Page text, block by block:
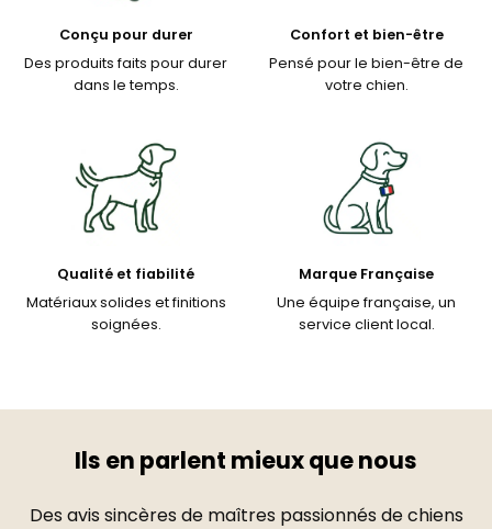
Conçu pour durer
Des produits faits pour durer
dans le temps.
Confort et bien-être
Pensé pour le bien-être de
votre chien.
Qualité et fiabilité
Matériaux solides et finitions
soignées.
Marque Française
Une équipe française, un
service client local.
Ils en parlent mieux que nous
Des avis sincères de maîtres passionnés de chiens